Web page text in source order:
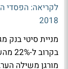
לקריאה: הפסדי
2018